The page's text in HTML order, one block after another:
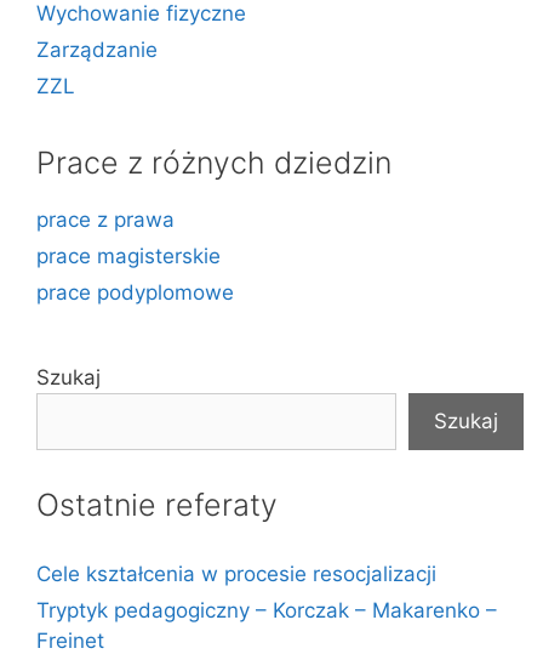
Wychowanie fizyczne
Zarządzanie
ZZL
Prace z różnych dziedzin
prace z prawa
prace magisterskie
prace podyplomowe
Szukaj
Szukaj
Ostatnie referaty
Cele kształcenia w procesie resocjalizacji
Tryptyk pedagogiczny – Korczak – Makarenko –
Freinet